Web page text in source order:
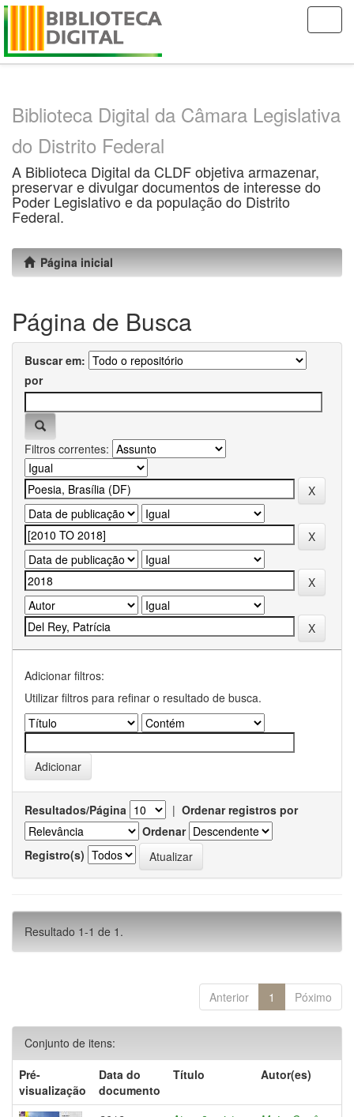
Skip
Biblioteca Digital da Câmara Legislativa
do Distrito Federal
A Biblioteca Digital da CLDF objetiva armazenar,
preservar e divulgar documentos de interesse do
Poder Legislativo e da população do Distrito
Federal.
Página inicial
Página de Busca
Buscar em:
por
Filtros correntes:
Adicionar filtros:
Utilizar filtros para refinar o resultado de busca.
Resultados/Página | Ordenar registros por
Ordenar
Registro(s)
Resultado 1-1 de 1.
Anterior 1 Póximo
Conjunto de itens:
Pré-
visualização
Data do
documento
Título Autor(es)